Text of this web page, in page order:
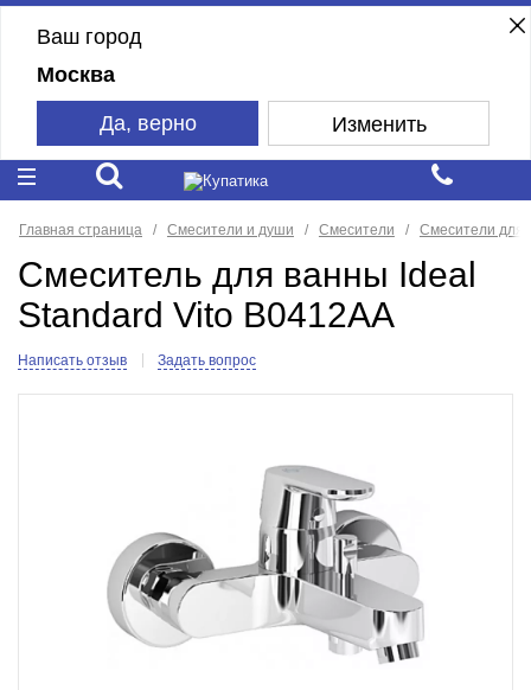
Ваш город
Москва
Да, верно Изменить
Главная страница Смесители и души Смесители Смесители для
Смеситель для ванны Ideal
Standard Vito B0412AA
Написать отзыв Задать вопрос